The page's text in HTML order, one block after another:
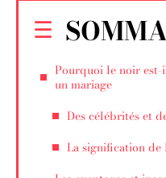
Pourquoi le noir
un mariage
Des célébrités et
La signification